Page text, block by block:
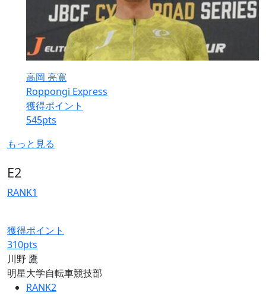
高岡 亮寛
Roppongi Express
獲得ポイント
545pts
もっと見る
E2
RANK1
獲得ポイント
310pts
川野 鷹
明星大学自転車競技部
RANK2